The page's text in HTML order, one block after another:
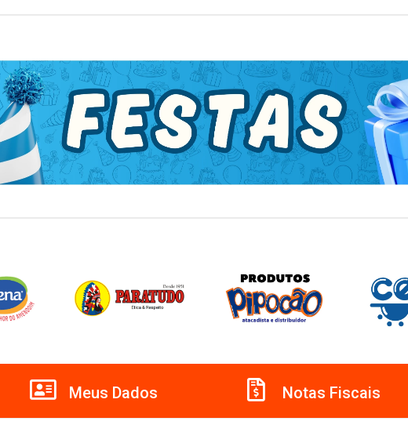
Meus Dados Notas Fiscais